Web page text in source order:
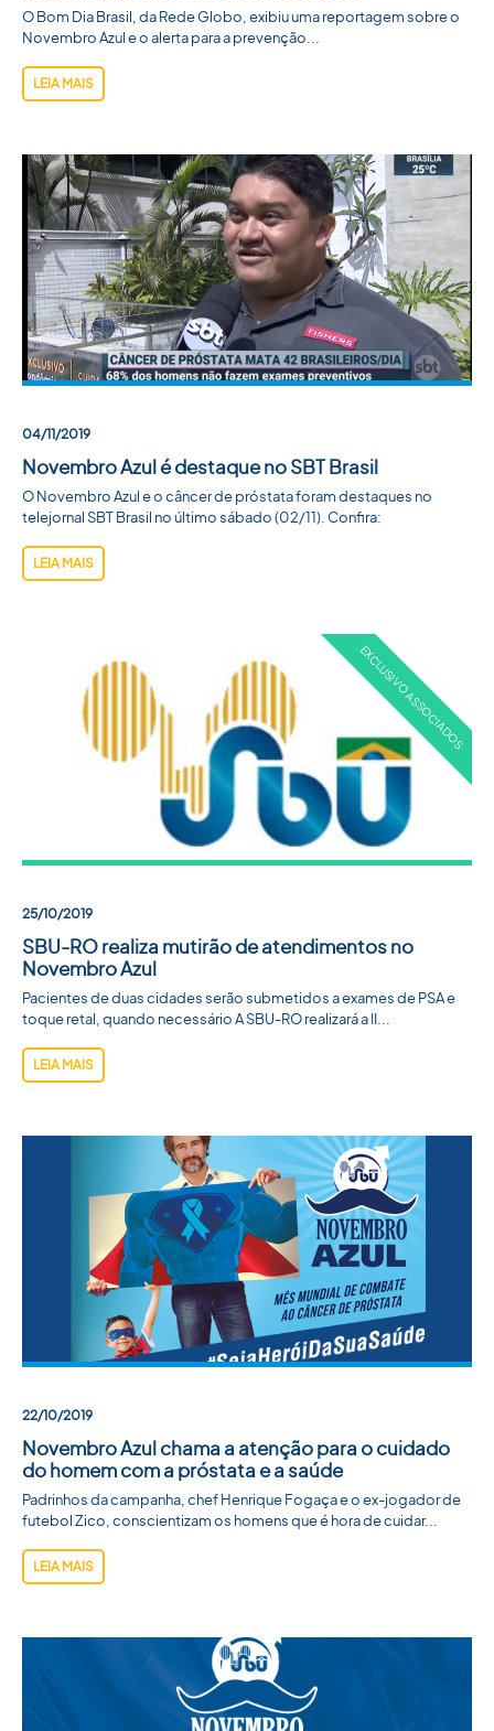
O Bom Dia Brasil, da Rede Globo, exibiu uma reportagem sobre o
Novembro Azul e o alerta para a prevenção...
LEIA MAIS
04/11/2019
Novembro Azul é destaque no SBT Brasil
O Novembro Azul e o câncer de próstata foram destaques no
telejornal SBT Brasil no último sábado (02/11). Confira:
LEIA MAIS
25/10/2019
SBU-RO realiza mutirão de atendimentos no
Novembro Azul
Pacientes de duas cidades serão submetidos a exames de PSA e
toque retal, quando necessário A SBU-RO realizará a II...
LEIA MAIS
22/10/2019
Novembro Azul chama a atenção para o cuidado
do homem com a próstata e a saúde
Padrinhos da campanha, chef Henrique Fogaça e o ex-jogador de
futebol Zico, conscientizam os homens que é hora de cuidar...
LEIA MAIS